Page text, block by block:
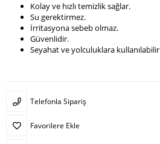
Kolay ve hızlı temizlik sağlar.
Su gerektirmez.
İrritasyona sebeb olmaz.
Güvenlidir.
Seyahat ve yolculuklara kullanılabilir
Telefonla Sipariş
Favorilere Ekle